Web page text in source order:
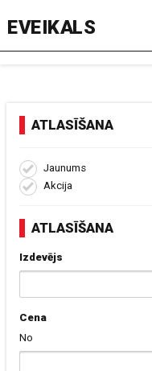
EVEIKALS
ATLASĪŠANA
Jaunums
Akcija
ATLASĪŠANA
Izdevējs
Cena
No